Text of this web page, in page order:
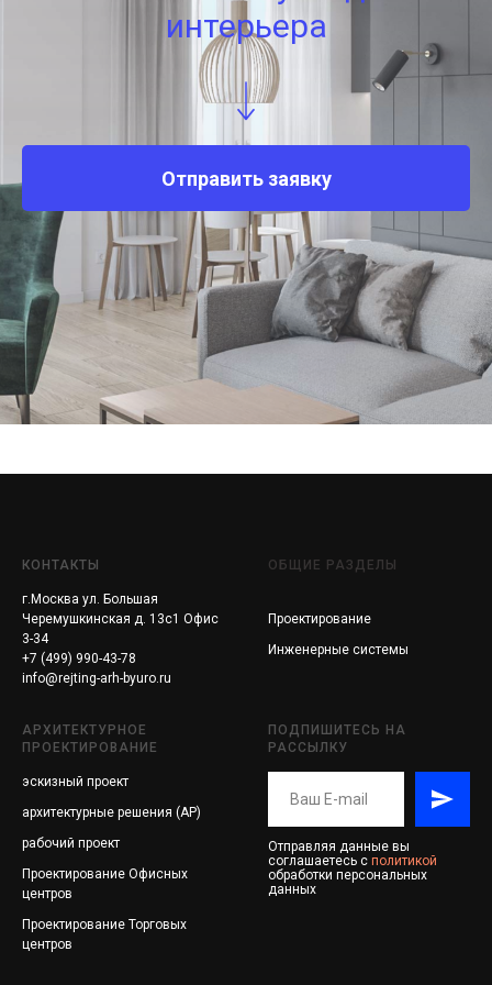
интерьера
Отправить заявку
КОНТАКТЫ
г.Москва ул. Большая
Черемушкинская д. 13с1 Офис
3-34
+7 (499) 990-43-78
info@rejting-arh-byuro.ru
ОБЩИЕ РАЗДЕЛЫ
Проектирование
Инженерные системы
АРХИТЕКТУРНОЕ
ПРОЕКТИРОВАНИЕ
эскизный проект
архитектурные решения (АР)
рабочий проект
Проектирование Офисных
центров
Проектирование Торговых
центров
ПОДПИШИТЕСЬ НА
РАССЫЛКУ
Отправляя данные вы
соглашаетесь с политикой
обработки персональных
данных